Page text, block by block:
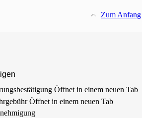
Zum Anfang
Öffnet in einem neuen Tab
Öffnet in einem neuen Tab